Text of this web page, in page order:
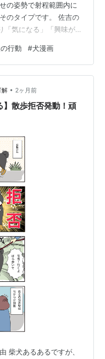
の姿勢で射程範囲内に
のタイプです。 佐吉の
気になる」「興味があ
いた拒否柴対策ひそひ
ぎて私の声がまるで聞
ドでは動かず、最終手
します。 佐吉は抱っこ
運ばれてくれます
を抱っこ…
行動 #犬漫画
解 • 2ヶ月前
】散歩拒否発動！頑
柴犬あるあるですが、